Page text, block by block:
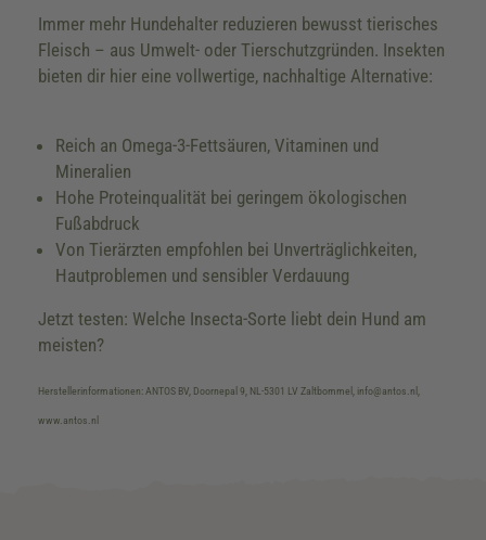
Immer mehr Hundehalter reduzieren bewusst tierisches
Fleisch – aus Umwelt- oder Tierschutzgründen. Insekten
bieten dir hier eine vollwertige, nachhaltige Alternative:
Reich an Omega-3-Fettsäuren, Vitaminen und
Mineralien
Hohe Proteinqualität bei geringem ökologischen
Fußabdruck
Von Tierärzten empfohlen bei Unverträglichkeiten,
Hautproblemen und sensibler Verdauung
Jetzt testen: Welche Insecta-Sorte liebt dein Hund am
meisten?
Herstellerinformationen: ANTOS BV, Doornepal 9, NL-5301 LV Zaltbommel, info@antos.nl,
www.antos.nl